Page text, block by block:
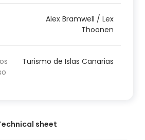
Alex Bramwell / Lex
Thoonen
Turismo de Islas Canarias
sheet